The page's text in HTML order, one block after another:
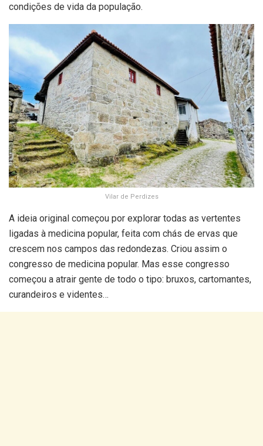
condições de vida da população.
Vilar de Perdizes
A ideia original começou por explorar todas as vertentes
ligadas à medicina popular, feita com chás de ervas que
crescem nos campos das redondezas. Criou assim o
congresso de medicina popular. Mas esse congresso
começou a atrair gente de todo o tipo: bruxos, cartomantes,
curandeiros e videntes…